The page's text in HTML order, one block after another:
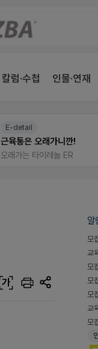
칼럼·수첩 인물·연재
E-detail
근육통은 오래가니깐!
오래가는 타이레놀 ER
가
알
모
교
모
모
모
교
모